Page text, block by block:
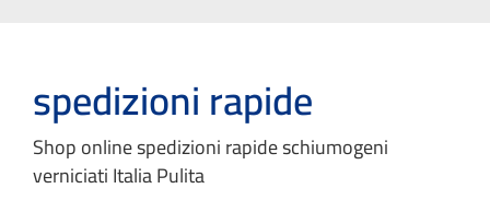
spedizioni rapide
Shop online spedizioni rapide schiumogeni
verniciati Italia Pulita